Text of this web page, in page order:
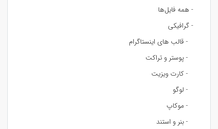
- همه فایل‌ها
- گرافیکی
- قالب های اینستاگرام
- پوستر و تراکت
- کارت ویزیت
- لوگو
- موکاپ
- بنر و استند